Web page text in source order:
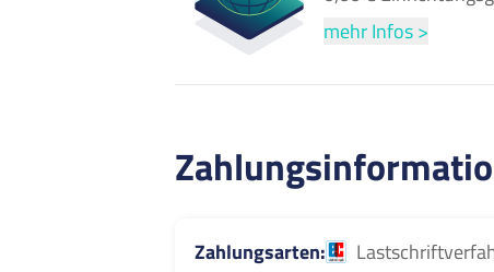
mehr Infos >
Zahlungsarten